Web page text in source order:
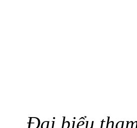
Đại biểu